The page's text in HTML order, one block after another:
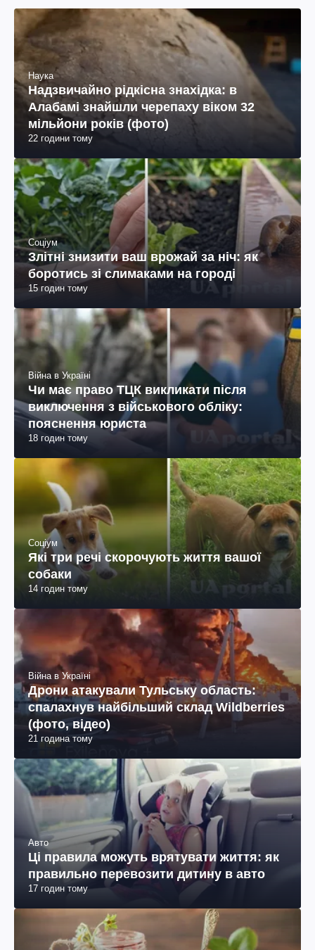
Наука
Надзвичайно рідкісна знахідка: в
Алабамі знайшли черепаху віком 32
мільйони років (фото)
22 години тому
Соціум
Злітні знизити ваш врожай за ніч: як
боротись зі слимаками на городі
15 годин тому
Війна в Україні
Чи має право ТЦК викликати після
виключення з військового обліку:
пояснення юриста
18 годин тому
Соціум
Які три речі скорочують життя вашої
собаки
14 годин тому
Війна в Україні
Дрони атакували Тульську область:
спалахнув найбільший склад Wildberries
(фото, відео)
21 година тому
Авто
Ці правила можуть врятувати життя: як
правильно перевозити дитину в авто
17 годин тому